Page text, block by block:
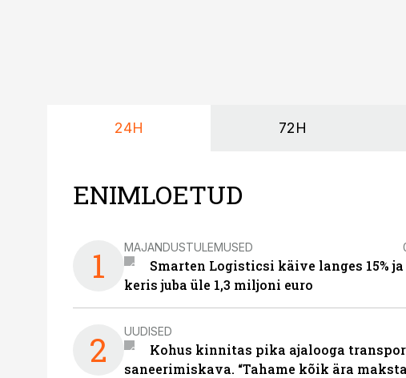
24H 72H
ENIMLOETUD
1 MAJANDUSTULEMUSED
Smarten Logisticsi käive langes 15%
keris juba üle 1,3 miljoni euro
2 UUDISED
Kohus kinnitas pika ajalooga
saneerimiskava. “Tahame kõik ära